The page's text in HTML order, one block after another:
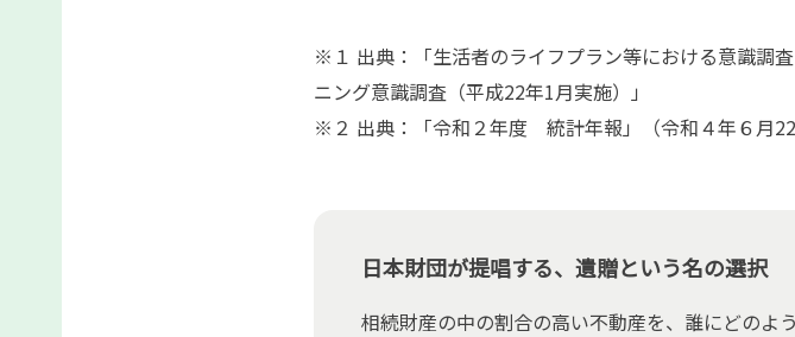
※１ 出典：「生活者のライフプラン等における意識調
ニング意識調査（平成22年1月実施）」
※２ 出典：「令和２年度 統計年報」（令和４年６月
日本財団が提唱する、遺贈という名の選択
相続財産の中の割合の高い不動産を、誰にどのよ